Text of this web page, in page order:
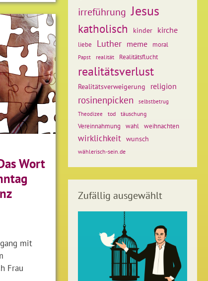
Wort
mit
Frau
irreführung Jesus
katholisch kinder kirche
liebe Luther meme moral
Papst realität Realitätsflucht
realitätsverlust
Realitätsverweigerung religion
rosinenpicken
selbstbetrug
Theodizee
tod täuschung
Vereinnahmung wahl weihnachten
wirklichkeit wunsch
wählerisch-sein.de
Zufällig ausgewählt